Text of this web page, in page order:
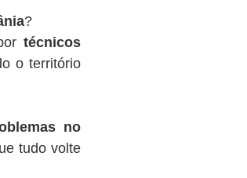
?
técnicos
o território
no
tudo volte